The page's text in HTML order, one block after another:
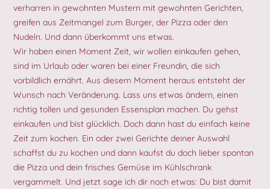
verharren in gewohnten Mustern mit gewohnten Gerichten,
greifen aus Zeitmangel zum Burger, der Pizza oder den
Nudeln. Und dann überkommt uns etwas.
Wir haben einen Moment Zeit, wir wollen einkaufen gehen,
sind im Urlaub oder waren bei einer Freundin, die sich
vorbildlich ernährt. Aus diesem Moment heraus entsteht der
Wunsch nach Veränderung. Lass uns etwas ändern, einen
richtig tollen und gesunden Essensplan machen. Du gehst
einkaufen und bist glücklich. Doch dann hast du einfach keine
Zeit zum kochen. Ein oder zwei Gerichte deiner Auswahl
schaffst du zu kochen und dann kaufst du doch lieber spontan
die Pizza und dein frisches Gemüse im Kühlschrank
vergammelt. Und jetzt sage ich dir noch etwas: Du bist damit